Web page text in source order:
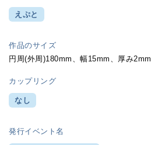
えぷと
作品のサイズ
円周(外周)180mm、幅15mm、厚み2mm
カップリング
なし
発行イベント名